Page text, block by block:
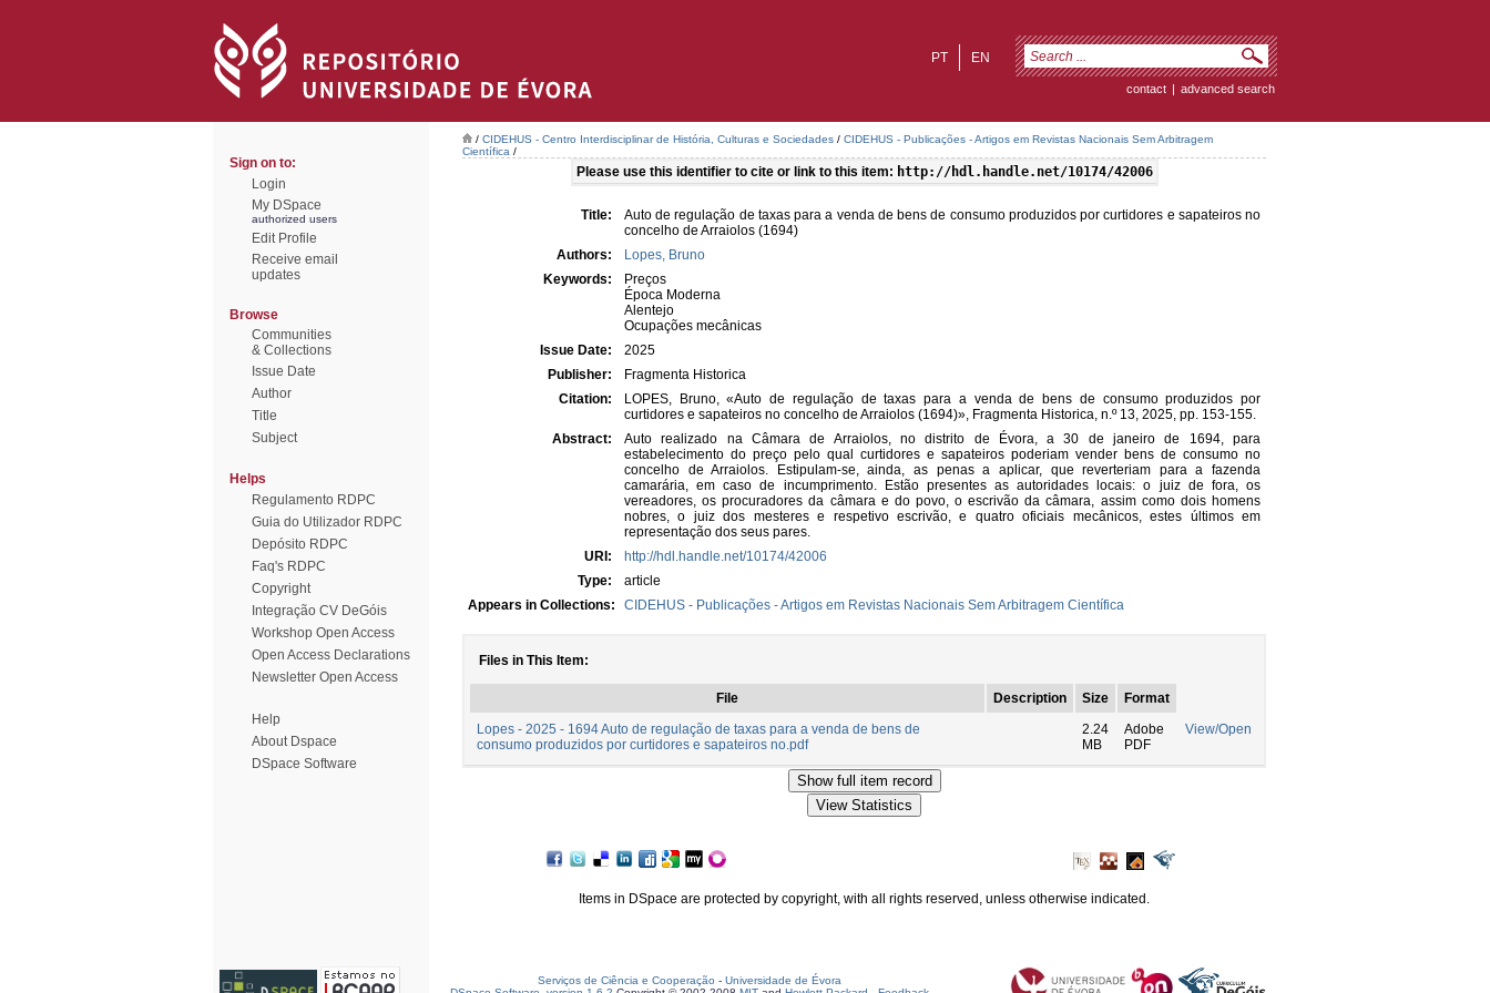
EN
PT
contact | advanced search
Sign on to:
Login
My DSpace
authorized users
Edit Profile
Receive email
updates
Browse
Communities
& Collections
Issue Date
Author
Title
Subject
Helps
Regulamento RDPC
Guia do Utilizador RDPC
Depósito RDPC
Faq's RDPC
Copyright
Integração CV DeGóis
Workshop Open Access
Open Access Declarations
Newsletter Open Access
Help
About Dspace
DSpace Software
/ CIDEHUS - Centro Interdisciplinar de História, Culturas e Sociedades / CIDEHUS - Publicações - Artigos em Revistas Nacionais Sem Arbitragem
Científica /
Please use this identifier to cite or link to this item: http://hdl.handle.net/10174/42006
Title:
Auto de regulação de taxas para a venda de bens de consumo produzidos por curtidores e sapateiros no
concelho de Arraiolos (1694)
Authors:
Lopes, Bruno
Keywords:
Preços
Época Moderna
Alentejo
Ocupações mecânicas
Issue Date:
2025
Publisher:
Fragmenta Historica
Citation:
LOPES, Bruno, «Auto de regulação de taxas para a venda de bens de consumo produzidos por
curtidores e sapateiros no concelho de Arraiolos (1694)», Fragmenta Historica, n.º 13, 2025, pp. 153-155.
Abstract:
Auto realizado na Câmara de Arraiolos, no distrito de Évora, a 30 de janeiro de 1694, para
estabelecimento do preço pelo qual curtidores e sapateiros poderiam vender bens de consumo no
concelho de Arraiolos. Estipulam-se, ainda, as penas a aplicar, que reverteriam para a fazenda
camarária, em caso de incumprimento. Estão presentes as autoridades locais: o juiz de fora, os
vereadores, os procuradores da câmara e do povo, o escrivão da câmara, assim como dois homens
nobres, o juiz dos mesteres e respetivo escrivão, e quatro oficiais mecânicos, estes últimos em
representação dos seus pares.
URI:
http://hdl.handle.net/10174/42006
Type:
article
Appears in Collections:
CIDEHUS - Publicações - Artigos em Revistas Nacionais Sem Arbitragem Científica
Files in This Item:
File Description Size
Format
Lopes - 2025 - 1694 Auto de regulação de taxas para a venda de bens de
consumo produzidos por curtidores e sapateiros no.pdf
2.24
MB
Adobe
PDF
View/Open
Items in DSpace are protected by copyright, with all rights reserved, unless otherwise indicated.
Serviços de Ciência e Cooperação - Universidade de Évora